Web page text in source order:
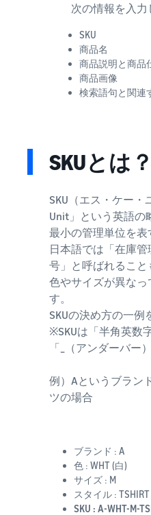
次の情報を入力
SKU
商品名
商品説明と商品
商品画像
検索語句と関連
SKUとは？
SKU（エス・ケー・
Unit」という英語の
最小の管理単位を表
日本語では「在庫
号」と呼ばれるこ
色やサイズが異なっ
す。
SKUの決め方の一例
※SKUは「半角英数
「_（アンダーバー
例）Aというブラン
ツの場合
ブランド : A
色 : WHT (白)
サイズ : M
スタイル : TSHIRT
SKU : A-WHT-M-